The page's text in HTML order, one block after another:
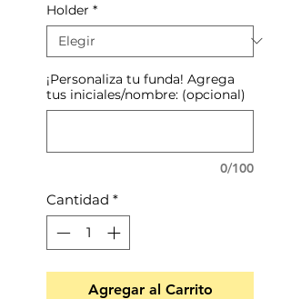
Holder *
¡Personaliza tu funda! Agrega
tus iniciales/nombre: (opcional)
0/100
Cantidad *
Agregar al Carrito